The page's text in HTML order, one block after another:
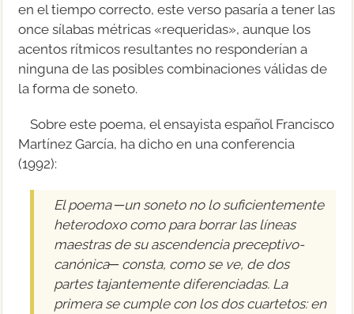
en el tiempo correcto, este verso pasaría a tener las
once sílabas métricas «requeridas», aunque los
acentos rítmicos resultantes no responderían a
ninguna de las posibles combinaciones válidas de
la forma de soneto.
Sobre este poema, el ensayista español Francisco
Martínez García, ha dicho en una conferencia
(1992):
El poema ─un soneto no lo suficientemente
heterodoxo como para borrar las líneas
maestras de su ascendencia preceptivo-
canónica─ consta, como se ve, de dos
partes tajantemente diferenciadas. La
primera se cumple con los dos cuartetos: en